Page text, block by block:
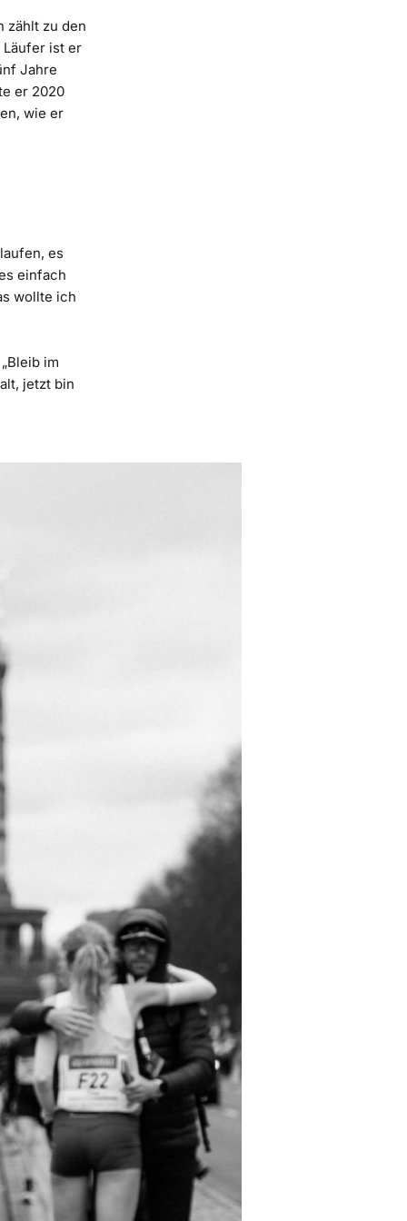
zählt zu den
Läufer ist er
Jahre
er 2020
wie er
es
einfach
wollte ich
im
jetzt bin